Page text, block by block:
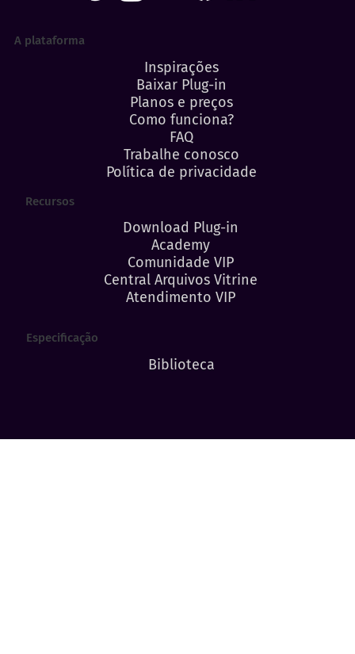
A plataforma
Inspirações
Baixar Plug-in
Planos e preços
Como funciona?
FAQ
Trabalhe conosco
Política de privacidade
Recursos
Download Plug-in
Academy
Comunidade VIP
Central Arquivos Vitrine
Atendimento VIP
Especificação
Biblioteca